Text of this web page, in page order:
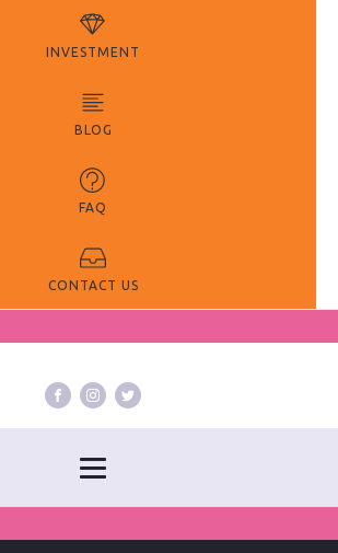
INVESTMENT
BLOG
FAQ
CONTACT US